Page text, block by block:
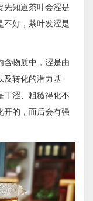
先知道茶叶会涩是
不好，茶叶发涩是
含物质中，涩是由
及转化的潜力基
干涩、粗糙得化不
开的，而后会有强